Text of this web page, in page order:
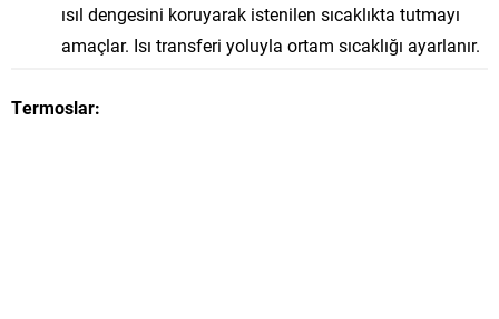
ısıl dengesini koruyarak istenilen sıcaklıkta tutmayı
amaçlar. Isı transferi yoluyla ortam sıcaklığı ayarlanır.
Termoslar: